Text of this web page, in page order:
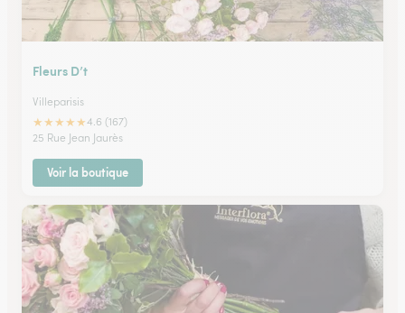
Fleurs D’t
Villeparisis
★★★★★4.6 (167)
25 Rue Jean Jaurès
Voir la boutique